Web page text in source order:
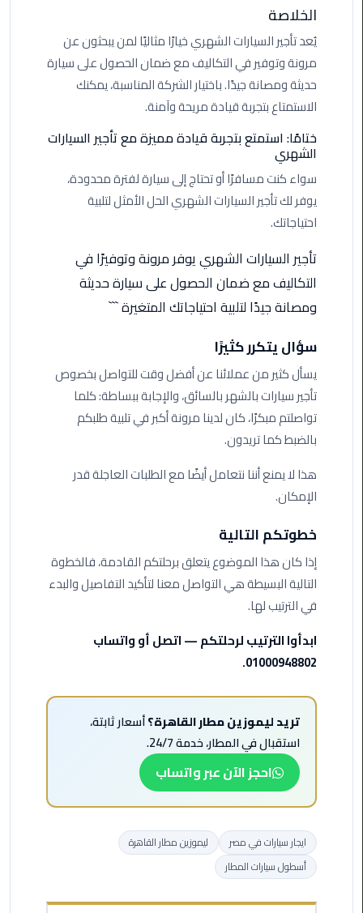
العين
السخنة
ليموزين
ليموزين
مرسى
مطروح
ليموزين
مطار
سفنكس
ليموزين
الغردقة
ليموزين
القاهرة
ليموزين
مرسيدس
بالسائق
مطار
الاسكندريه
السويس
تاكسي
المطار
الخلاصة
يُعد تأجير السيارات الشهري خيارًا مثاليًا لمن يبحثون عن
مرونة وتوفير في التكاليف مع ضمان الحصول على سيارة
حديثة ومصانة جيدًا. باختيار الشركة المناسبة، يمكنك
الاستمتاع بتجربة قيادة مريحة وآمنة.
ختامًا: استمتع بتجربة قيادة مميزة مع تأجير السيارات
الشهري
سواء كنت مسافرًا أو تحتاج إلى سيارة لفترة محدودة،
يوفر لك تأجير السيارات الشهري الحل الأمثل لتلبية
احتياجاتك.
تأجير السيارات الشهري يوفر مرونة وتوفيرًا في
التكاليف مع ضمان الحصول على سيارة حديثة
ومصانة جيدًا لتلبية احتياجاتك المتغيرة ```
سؤال يتكرر كثيرًا
يسأل كثير من عملائنا عن أفضل وقت للتواصل بخصوص
تأجير سيارات بالشهر بالسائق، والإجابة ببساطة: كلما
تواصلتم مبكرًا، كان لدينا مرونة أكبر في تلبية طلبكم
بالضبط كما تريدون.
هذا لا يمنع أننا نتعامل أيضًا مع الطلبات العاجلة قدر
الإمكان.
خطوتكم التالية
إذا كان هذا الموضوع يتعلق برحلتكم القادمة، فالخطوة
التالية البسيطة هي التواصل معنا لتأكيد التفاصيل والبدء
في الترتيب لها.
ابدأوا الترتيب لرحلتكم — اتصل أو واتساب
01000948802.
تريد ليموزين مطار القاهرة؟أسعار ثابتة،
استقبال في المطار، خدمة 24/7.
احجز الآن عبر واتساب
ايجار سيارات في مصر
ليموزين مطار القاهرة
أسطول سيارات المطار